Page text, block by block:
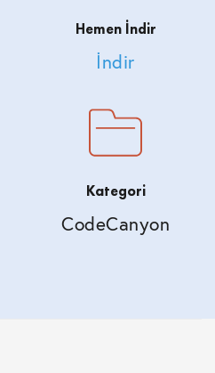
Hemen İndir
İndir
Kategori
CodeCanyon